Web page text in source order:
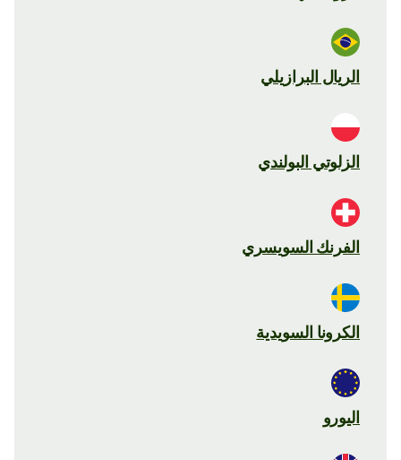
الريال البرازيلي
الزلوتي البولندي
الفرنك السويسري
الكرونا السويدية
اليورو